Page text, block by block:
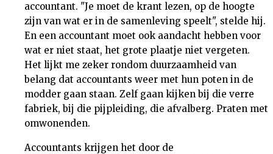
accountant. "Je moet de krant lezen, op de hoogte
zijn van wat er in de samenleving speelt", stelde hij.
En een accountant moet ook aandacht hebben voor
wat er niet staat, het grote plaatje niet vergeten.
Het lijkt me zeker rondom duurzaamheid van
belang dat accountants weer met hun poten in de
modder gaan staan. Zelf gaan kijken bij die verre
fabriek, bij die pijpleiding, die afvalberg. Praten met
omwonenden.
Accountants krijgen het door de